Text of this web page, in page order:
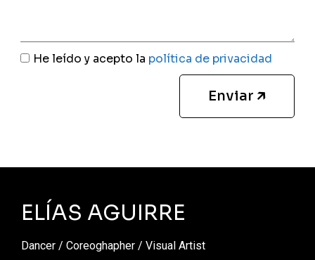
He leído y acepto la política de privacidad
Enviar 🡵
ELÍAS AGUIRRE
Dancer / Coreoghapher / Visual Artist